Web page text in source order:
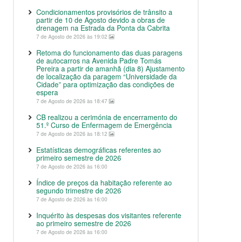
Condicionamentos provisórios de trânsito a
partir de 10 de Agosto devido a obras de
drenagem na Estrada da Ponta da Cabrita
7 de Agosto de 2026 às 19:02
Retoma do funcionamento das duas paragens
de autocarros na Avenida Padre Tomás
Pereira a partir de amanhã (dia 8) Ajustamento
de localização da paragem “Universidade da
Cidade” para optimização das condições de
espera
7 de Agosto de 2026 às 18:47
CB realizou a cerimónia de encerramento do
51.º Curso de Enfermagem de Emergência
7 de Agosto de 2026 às 18:12
Estatísticas demográficas referentes ao
primeiro semestre de 2026
7 de Agosto de 2026 às 16:00
Índice de preços da habitação referente ao
segundo trimestre de 2026
7 de Agosto de 2026 às 16:00
Inquérito às despesas dos visitantes referente
ao primeiro semestre de 2026
7 de Agosto de 2026 às 16:00